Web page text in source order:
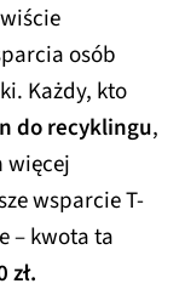
osób
Każdy, kto
do recyklingu,
więcej
wsparcie T-
– kwota ta
zł.